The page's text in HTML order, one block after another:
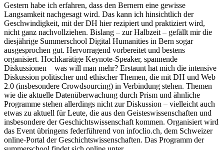
Gestern habe ich erfahren, dass den Bernern eine gewisse
Langsamkeit nachgesagt wird. Das kann ich hinsichtlich der
Geschwindigkeit, mit der DH hier rezipiert und praktiziert wird,
nicht ganz nachvollziehen. Bislang – zur Halbzeit – gefällt mir die
diesjährige Summerschool Digital Humanities in Bern sogar
ausgesprochen gut. Hervorragend vorbereitet und bestens
organisiert. Hochkarätige Keynote-Speaker, spannende
Diskussionen – was will man mehr? Erstaunt hat mich die intensive
Diskussion politischer und ethischer Themen, die mit DH und Web
2.0 (insbesondere Crowdsourcing) in Verbindung stehen. Themen
wie die aktuelle Datenüberwachung durch Prism und ähnliche
Programme stehen allerdings nicht zur Diskussion – vielleicht auch
etwas zu aktuell für Leute, die aus den Geisteswissenschaften und
insbesondere der Geschichtswissenschaft kommen. Organisiert wird
das Event übringens federführend von infoclio.ch, dem Schweizer
online-Portal der Geschichtswissenschaften. Das Programm der